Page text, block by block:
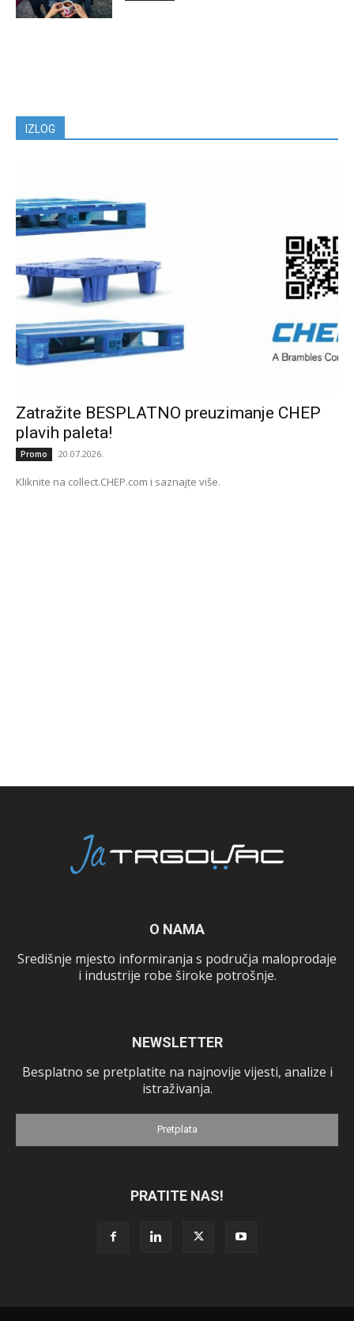
IZLOG
Zatražite BESPLATNO preuzimanje CHEP
plavih paleta!
Promo 20.07.2026.
Kliknite na collect.CHEP.com i saznajte više.
O NAMA
Središnje mjesto informiranja s područja maloprodaje
i industrije robe široke potrošnje.
NEWSLETTER
Besplatno se pretplatite na najnovije vijesti, analize i
istraživanja.
Pretplata
PRATITE NAS!